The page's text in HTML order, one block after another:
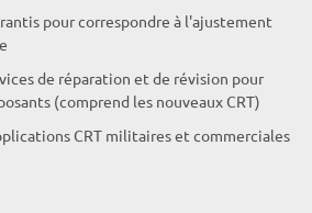
pour correspondre à l'ajustement
de réparation et de révision pour
(comprend les nouveaux CRT)
CRT militaires et commerciales